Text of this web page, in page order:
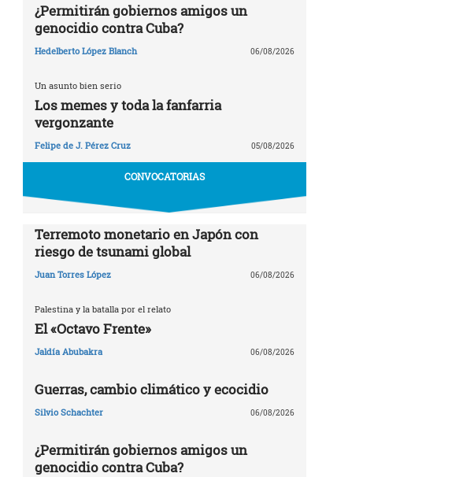
¿Permitirán gobiernos amigos un
genocidio contra Cuba?
Hedelberto López Blanch 06/08/2026
Un asunto bien serio
Los memes y toda la fanfarria
vergonzante
Felipe de J. Pérez Cruz 05/08/2026
CONVOCATORIAS
Terremoto monetario en Japón con
riesgo de tsunami global
Juan Torres López 06/08/2026
Palestina y la batalla por el relato
El «Octavo Frente»
Jaldía Abubakra 06/08/2026
Guerras, cambio climático y ecocidio
Silvio Schachter 06/08/2026
¿Permitirán gobiernos amigos un
genocidio contra Cuba?